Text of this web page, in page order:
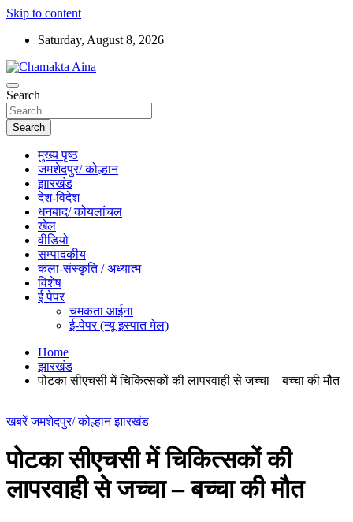
Skip to content
Saturday, August 8, 2026
Chamakta Aina
Hindi News Paper – Jharkhand
Search
Search
मुख्य पृष्ठ
जमशेदपुर/ कोल्हान
झारखंड
देश-विदेश
धनबाद/ कोयलांचल
खेल
वीडियो
सम्पादकीय
कला-संस्कृति / अध्यात्म
विशेष
ई पेपर
चमकता आईना
ई-पेपर (न्यू इस्पात मेल)
Home
झारखंड
पोटका सीएचसी में चिकित्सकों की लापरवाही से जच्चा – बच्चा की मौत
खबरें जमशेदपुर/ कोल्हान झारखंड
पोटका सीएचसी में चिकित्सकों की
लापरवाही से जच्चा – बच्चा की मौत